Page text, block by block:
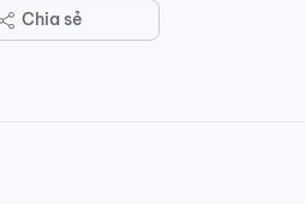
Chia sẻ